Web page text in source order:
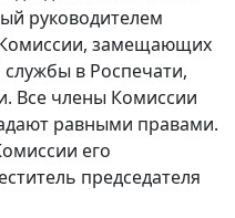
руководителем
Комиссии, замещающих
в Роспечати,
Все члены Комиссии
равными правами.
его
председателя